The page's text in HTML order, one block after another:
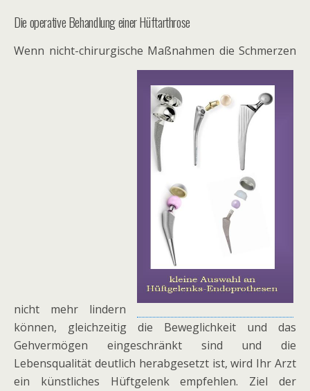
Die operative Behandlung einer Hüftarthrose
Wenn nicht-chirurgische Maßnahmen die Schmerzen
nicht mehr lindern
können, gleichzeitig die Beweglichkeit und das
Gehvermögen eingeschränkt sind und die
Lebensqualität deutlich herabgesetzt ist, wird Ihr Arzt
ein künstliches Hüftgelenk empfehlen. Ziel der